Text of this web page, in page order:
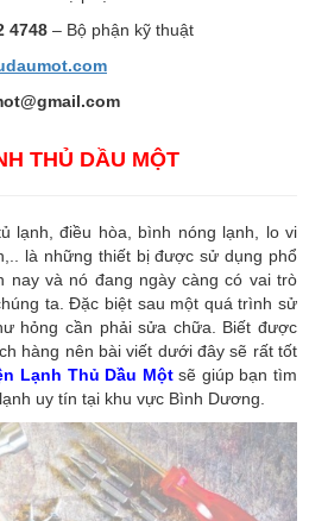
4748 – Bộ phận kỹ thuật
com
THỦ DẦU MỘT
lạnh, điều hòa, bình nóng lạnh, lo vi
là những thiết bị được sử dụng phổ
nay và nó đang ngày càng có vai trò
ta. Đặc biệt sau một quá trình sử
hỏng cần phải sửa chữa. Biết được
hàng nên bài viết dưới đây sẽ rất tốt
Lạnh Thủ Dầu Một sẽ giúp bạn tìm
uy tín tại khu vực Bình Dương.